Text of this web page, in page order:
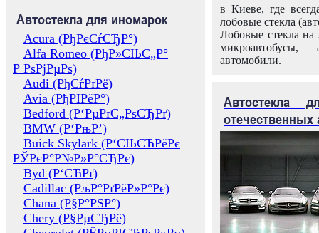
Автостекла для иномарок
Acura (РђРєСѓСЂР°)
Alfa Romeo (РђР»СЊС„Р°
Р РѕРјРµРѕ)
Audi (РђСѓРґРё)
Avia (РђРІРёР°)
Bedford (Р‘РµРґС„РѕСЂРґ)
BMW (Р‘РњР’)
Buick Skylark (Р‘СЊСЋРёРє
РЎРєР°Р№Р»Р°СЂРє)
Byd (Р‘СЋРґ)
Cadillac (РљР°РґРёР»Р°Рє)
Chana (Р§Р°РЅР°)
Chery (Р§РµСЂРё)
в Киеве, где
лобовые стекла
Лобовые стекла на
микроавтобусы,
автомобили.
Автостекла
отечественных